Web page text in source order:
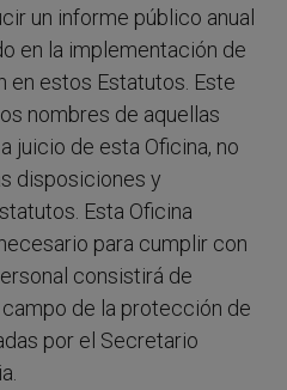
un informe público anual
en la implementación de
en estos Estatutos. Este
nombres de aquellas
juicio de esta Oficina, no
disposiciones y
Esta Oficina
para cumplir con
consistirá de
de la protección de
por el Secretario